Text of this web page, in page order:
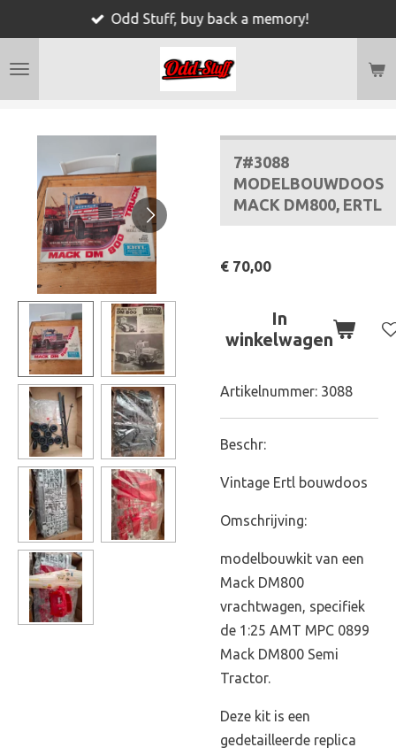
naar
Odd Stuff, buy back a memory!
7#3088
MODELBOUWDOOS
MACK DM800, ERTL
€ 70,00
In
winkelwagen
Artikelnummer: 3088
Beschr:
Vintage Ertl bouwdoos
Omschrijving:
modelbouwkit van een
Mack DM800
vrachtwagen, specifiek
de 1:25 AMT MPC 0899
Mack DM800 Semi
Tractor.
Deze kit is een
gedetailleerde replica